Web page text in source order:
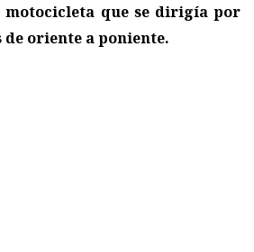
motocicleta que se dirigía por
oriente a poniente.